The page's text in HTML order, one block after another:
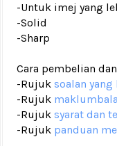
-Untuk imej yang
-Solid
-Sharp
Cara pembelian
-Rujuk soalan
-Rujuk
-Rujuk syarat dan
-Rujuk panduan